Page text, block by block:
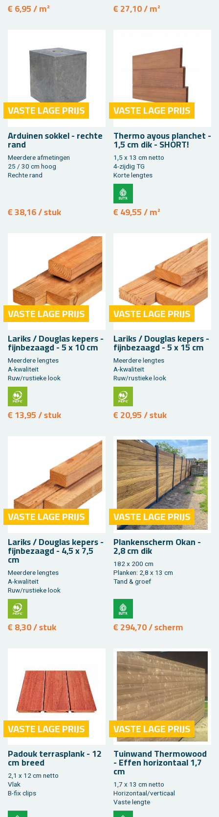
€ 6,95 / m² € 27,10 / m²
VASTE LAGE PRIJS
Ar­dui­nen sok­kel - rech­te
rand
Meer­de­re af­me­tin­gen
25 / 30 cm hoog
Rech­te rand
€ 38,16 / stuk
VASTE LAGE PRIJS
Ther­mo ayous plan­chet -
1,5 cm dik - SHORT!
1,5 x 13 cm netto
4-zij­dig TG
Korte leng­tes
€ 49,55 / m²
VASTE LAGE PRIJS
La­riks / Dou­g­las ke­pers -
fijn­be­zaagd - 5 x 10 cm
Meer­de­re leng­tes
A-kwa­li­teit
Ruw/rus­tie­ke look
€ 13,95 / stuk
VASTE LAGE PRIJS
La­riks / Dou­g­las ke­pers -
fijn­be­zaagd - 5 x 15 cm
Meer­de­re leng­tes
A-kwa­li­teit
Ruw/rus­tie­ke look
€ 20,95 / stuk
VASTE LAGE PRIJS
La­riks / Dou­g­las ke­pers -
fijn­be­zaagd - 4,5 x 7,5
cm
Meer­de­re leng­tes
A-kwa­li­teit
Ruw/rus­tie­ke look
€ 8,30 / stuk
VASTE LAGE PRIJS
Plan­ken­scherm Okan -
2,8 cm dik
182 x 200 cm
Plan­ken: 2,8 x 13 cm
Tand & groef
€ 294,70 / scherm
VASTE LAGE PRIJS
Pa­douk ter­ras­plank - 12
cm breed
2,1 x 12 cm netto
Vlak
B-fix clips
VASTE LAGE PRIJS
Tuin­wand Ther­mo­wood
- Effen ho­ri­zon­taal 1,7
cm
1,7 x 13 cm netto
Ho­ri­zon­taal/ver­ti­caal
Vaste leng­te